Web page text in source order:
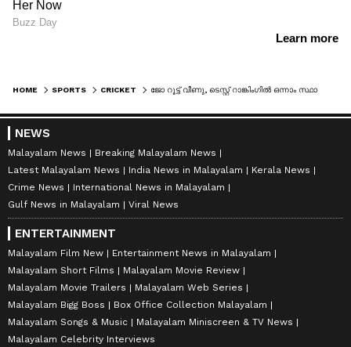
HOME SPORTS CRICKET
NEWS
Malayalam News
Breaking Malayalam News
Latest Malayalam News
India News in Malayalam
Kerala News
Crime News
International News in Malayalam
Gulf News in Malayalam
Viral News
ENTERTAINMENT
Malayalam Film New
Entertainment News in Malayalam
Malayalam Short Films
Malayalam Movie Review
Malayalam Movie Trailers
Malayalam Web Series
Malayalam Bigg Boss
Box Office Collection Malayalam
Malayalam Songs & Music
Malayalam Miniscreen & TV News
Malayalam Celebrity Interviews